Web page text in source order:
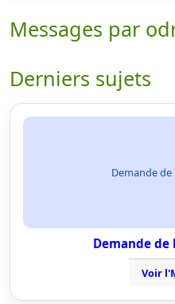
Messages par
Derniers sujets
Demande
Demande
Voir